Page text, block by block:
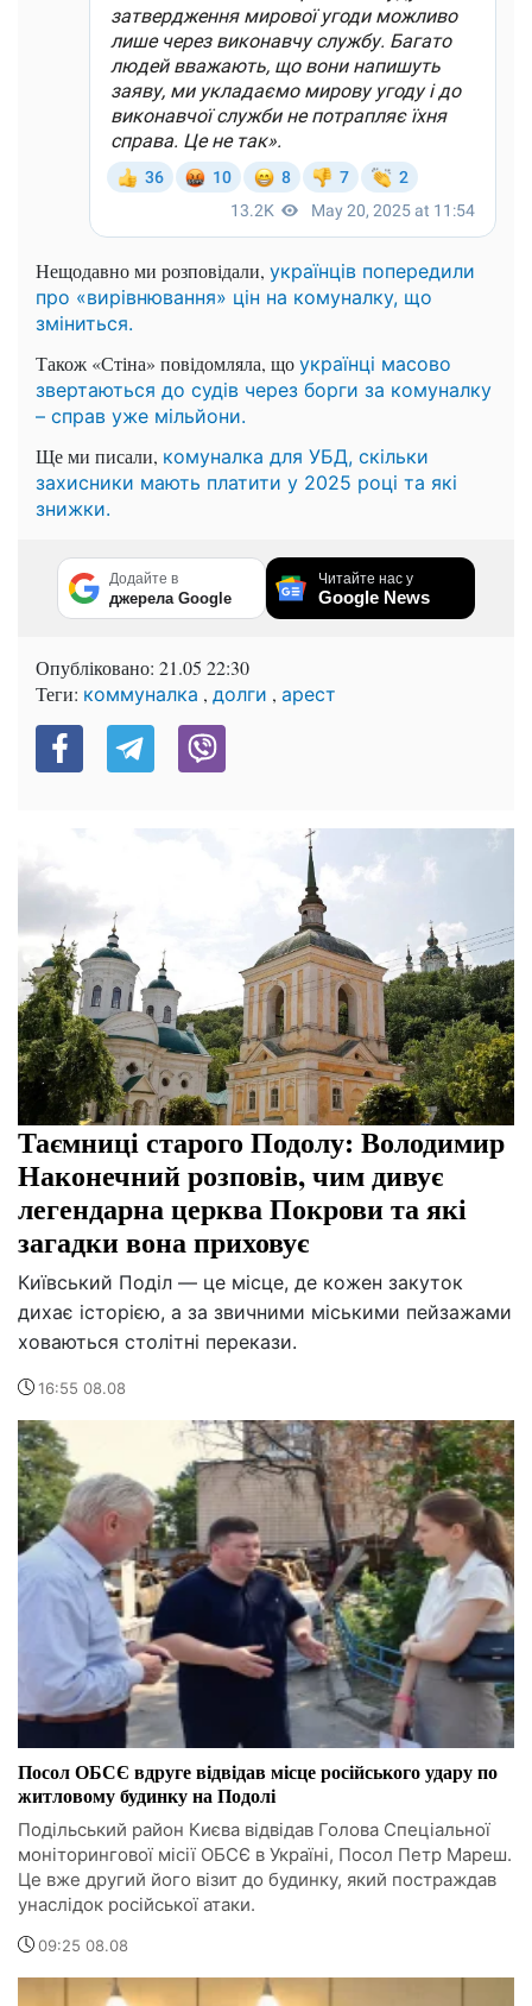
Нещодавно ми розповідали, українців попередили
про «вирівнювання» цін на комуналку, що
зміниться.
Також «Стіна» повідомляла, що українці масово
звертаються до судів через борги за комуналку
– справ уже мільйони.
Ще ми писали, комуналка для УБД, скільки
захисники мають платити у 2025 році та які
знижки.
Додайте в
джерела Google
Читайте нас у
Google News
Опубліковано: 21.05 22:30
Теги: коммуналка , долги , арест
Таємниці старого Подолу: Володимир
Наконечний розповів, чим дивує
легендарна церква Покрови та які
загадки вона приховує
Київський Поділ — це місце, де кожен закуток
дихає історією, а за звичними міськими пейзажами
ховаються столітні перекази.
16:55 08.08
Посол ОБСЄ вдруге відвідав місце російського удару по
житловому будинку на Подолі
Подільський район Києва відвідав Голова Спеціальної
моніторингової місії ОБСЄ в Україні, Посол Петр Мареш.
Це вже другий його візит до будинку, який постраждав
унаслідок російської атаки.
09:25 08.08